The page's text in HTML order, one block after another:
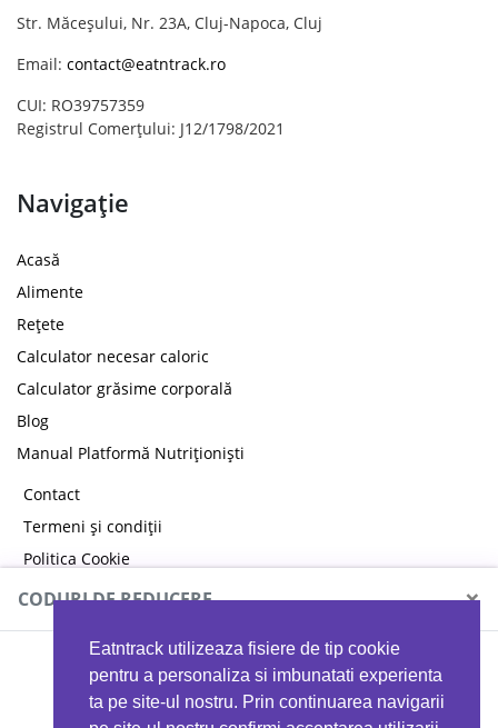
Eatntrack utilizeaza fisiere de tip cookie
pentru a personaliza si imbunatati experienta
ta pe site-ul nostru. Prin continuarea navigarii
Str. Măceșului, Nr. 23A, Cluj-Napoca, Cluj
Email: contact@eatntrack.ro
CUI: RO39757359
Registrul Comerțului: J12/1798/2021
Navigație
Acasă
Alimente
Rețete
Calculator necesar caloric
Calculator grăsime corporală
Blog
Manual Platformă Nutriționiști
Contact
Termeni și condiții
Politica Cookie
Politica de confidențialitate
CODURI DE REDUCERE ×
MYPROTEIN